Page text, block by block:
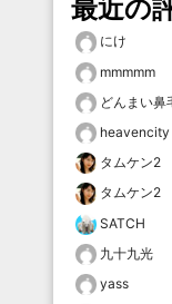
最近の
にけ
mmmmm
どんまい鼻
heavencity
タムケン2
タムケン2
SATCH
九十九光
yass